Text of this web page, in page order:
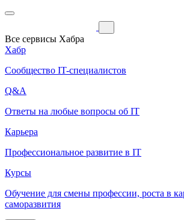
Все сервисы Хабра
Хабр
Сообщество IT-специалистов
Q&A
Ответы на любые вопросы об IT
Карьера
Профессиональное развитие в IT
Курсы
Обучение для смены профессии, роста в
саморазвития